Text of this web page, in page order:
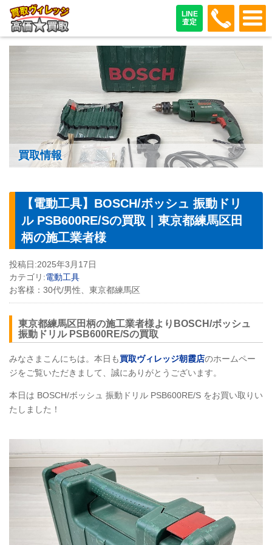
LINE
査定
048-
買取情報
【電動工具】BOSCH/ボッシュ 振動ドリ
ル PSB600RE/Sの買取｜東京都練馬区田
柄の施工業者様
投稿日:2025年3月17日
カテゴリ:電動工具
お客様： 30代/男性、東京都練馬区
東京都練馬区田柄の施工業者様よりBOSCH/ボッシュ
振動ドリル PSB600RE/Sの買取
みなさまこんにちは。本日も買取ヴィレッジ朝霞店のホームペー
ジをご覧いただきまして、誠にありがとうございます。
本日は BOSCH/ボッシュ 振動ドリル PSB600RE/S をお買い取りい
たしました！